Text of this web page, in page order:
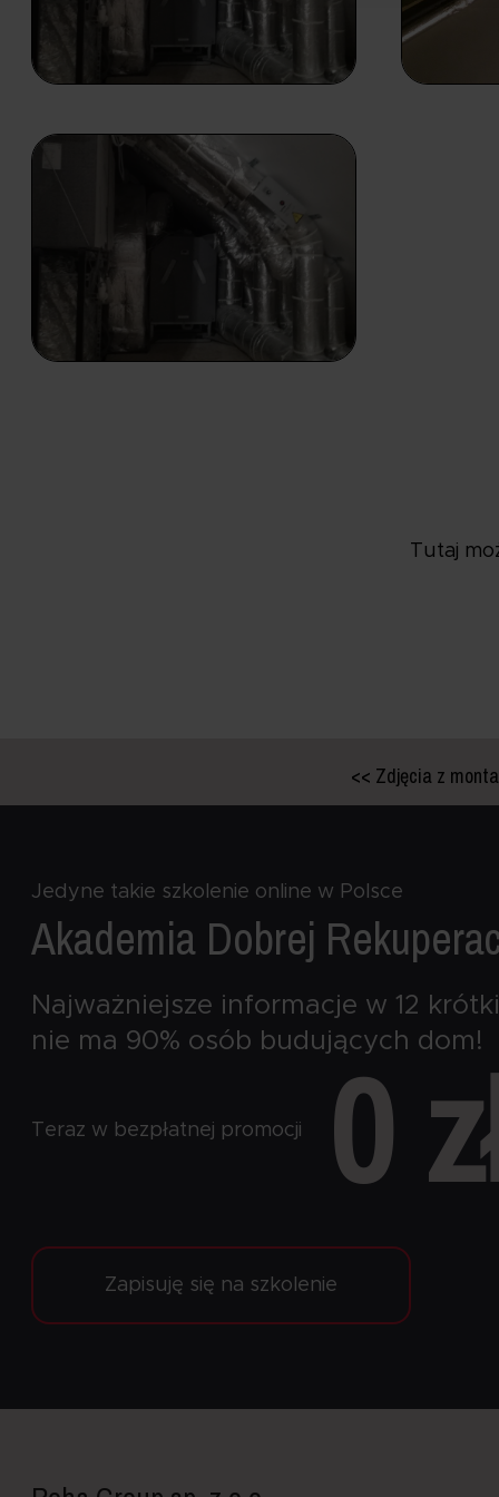
Tutaj
<< Zdjęcia z
Jedyne takie szkolenie online w Polsce
Akademia Dobrej
Najważniejsze informacje w 12
nie ma 90% osób budujących dom!
Teraz w bezpłatnej promocji 0
Zapisuję się na szkolenie